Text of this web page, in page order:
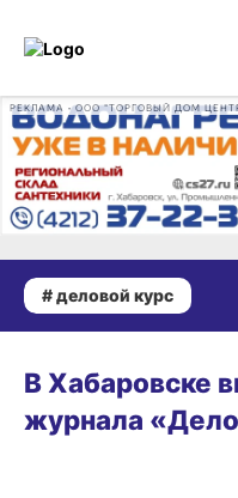
# деловой курс
В Хабаровске
журнала